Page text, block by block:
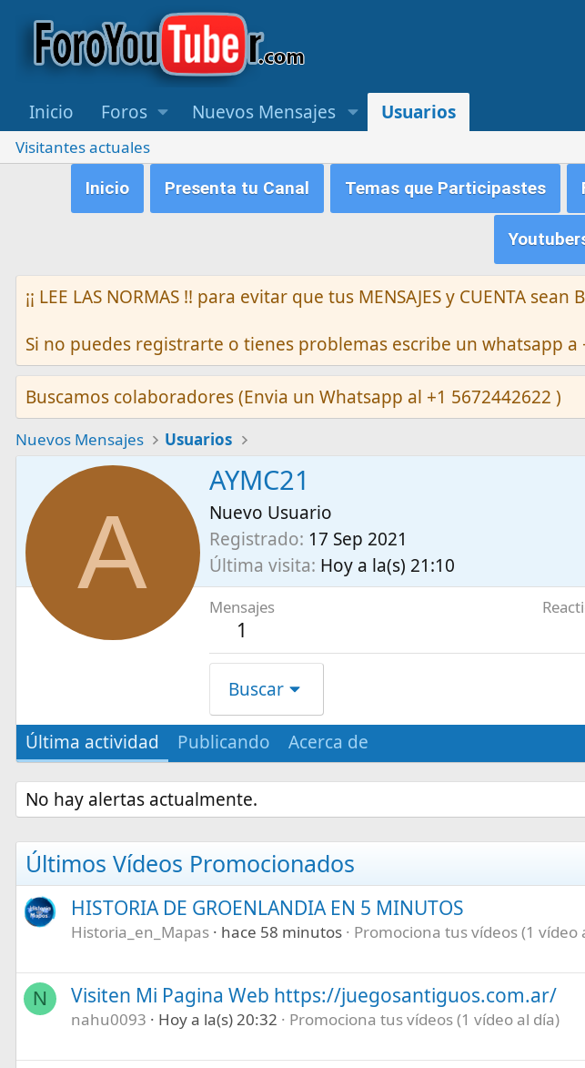
Inicio Foros Nuevos Mensajes Usuarios
Visitantes actuales
Inicio
Presenta tu Canal Temas que Participastes
¡¡ LEE LAS NORMAS !! para evitar que tus MENSAJES y CUENTA sean
Si no puedes registrarte o tienes problemas escribe un whatsapp a
Buscamos colaboradores (Envia un Whatsapp al +1 5672442622 )
Nuevos Mensajes Usuarios
A
AYMC21
Nuevo Usuario
Registrado 17 Sep 2021
Última visita Hoy a la(s) 21:10
Mensajes
1
Buscar
Última actividad Publicando Acerca de
No hay alertas actualmente.
Últimos Vídeos Promocionados
HISTORIA DE GROENLANDIA EN 5 MINUTOS
Historia_en_Mapas hace 58 minutos Promociona tus vídeos (1 vídeo
N Visiten Mi Pagina Web https://juegosantiguos.com.ar/
nahu0093 Hoy a la(s) 20:32 Promociona tus vídeos (1 vídeo al día)